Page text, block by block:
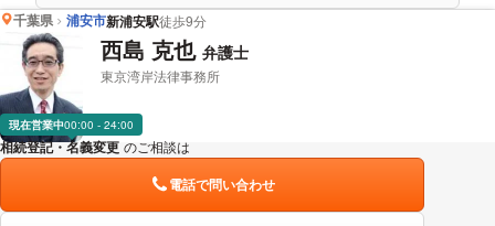
千葉県 浦安市新浦安駅徒歩9分
西島 克也 弁護士
東京湾岸法律事務所
現在営業中00:00 - 24:00
相続登記・名義変更 のご相談は
電話で問い合わせ